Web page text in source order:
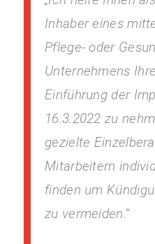
Inhaber eines
Pflege- oder
Unternehmens
Einführung der
16.3.2022 zu
gezielte
Mitarbeitern
finden um
zu vermeiden.“